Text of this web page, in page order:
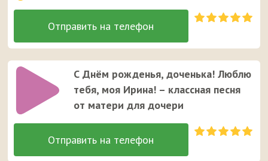
С Днём рожденья, доченька! Люблю
тебя, моя Ирина! – классная песня
от матери для дочери